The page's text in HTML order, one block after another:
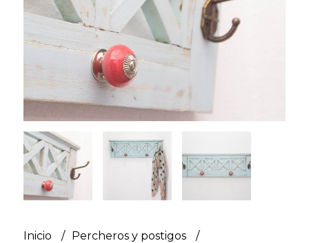
Inicio
Percheros y postigos